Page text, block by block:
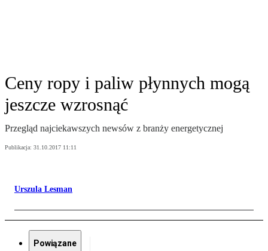
Ceny ropy i paliw płynnych mogą
jeszcze wzrosnąć
Przegląd najciekawszych newsów z branży energetycznej
Publikacja: 31.10.2017 11:11
Urszula Lesman
Powiązane